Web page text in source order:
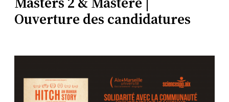
Ouverture des candidatures